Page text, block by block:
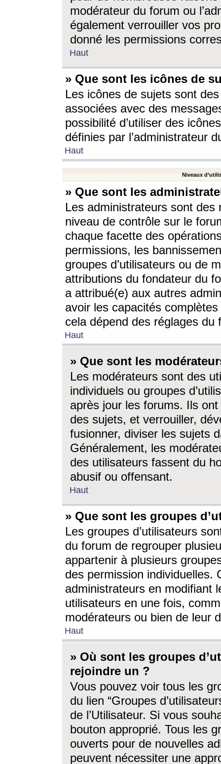
modérateur du forum ou
également verrouiller vos
donné les permissions
Haut
» Que sont les icônes de
Les icônes de sujets sont
associées avec des
possibilité d’utiliser des
définies par l’administrateur
Haut
Niveaux
» Que sont les
Les administrateurs sont
niveau de contrôle sur le
chaque facette des
permissions, les
groupes d’utilisateurs ou de
attributions du fondateur du
a attribué(e) aux autres
avoir les capacités
cela dépend des réglages du
Haut
» Que sont les
Les modérateurs sont des
individuels ou groupes
après jour les forums. Ils ont
des sujets, et verrouiller,
fusionner, diviser les sujets
Généralement, les
des utilisateurs fassent du
abusif ou offensant.
Haut
» Que sont les groupes
Les groupes d’utilisateurs
du forum de regrouper
appartenir à plusieurs
des permission individuelles.
administrateurs en modifiant
utilisateurs en une fois,
modérateurs ou bien de leur
Haut
» Où sont les groupes
rejoindre un ?
Vous pouvez voir tous les
du lien “Groupes
de l’Utilisateur. Si vous
bouton approprié. Tous les
ouverts pour de nouvelles
peuvent nécessiter une